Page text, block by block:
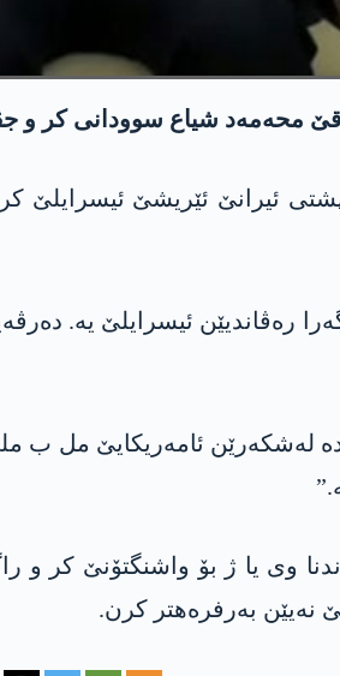
ئیرانێ ئێریشێ ئیسرایلێ
رەڤاندیێن ئیسرایلێ یە.
دە لەشکەرێن ئامەریکایێ مل ب
وی یا ژ بۆ واشنگتۆنێ کر و
نەیێن بەرفرەھتر کرن.